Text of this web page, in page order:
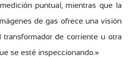
puntual, mientras que la
de gas ofrece una visión
de corriente u otra
se esté inspeccionando.»